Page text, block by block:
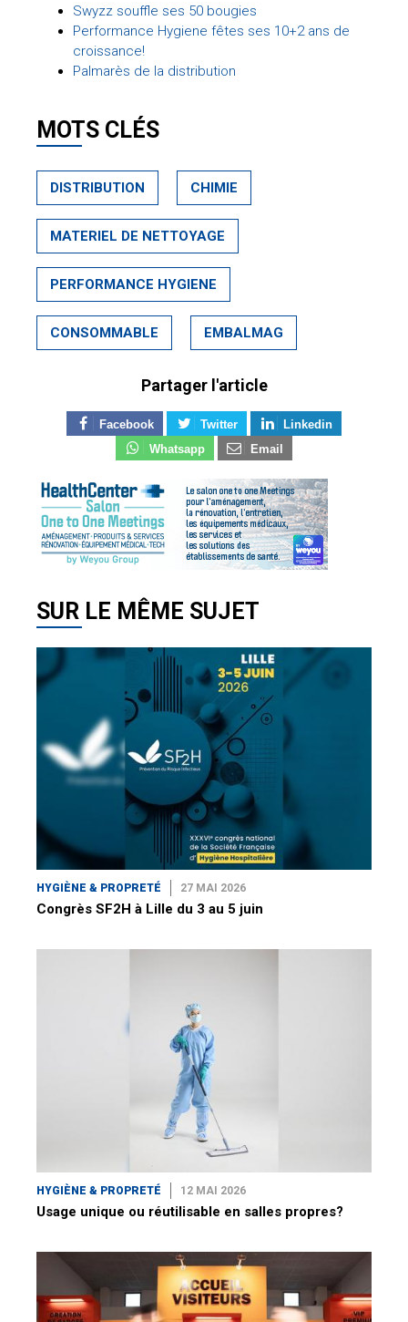
Swyzz souffle ses 50 bougies
Performance Hygiene fêtes ses 10+2 ans de
croissance!
Palmarès de la distribution
MOTS CLÉS
DISTRIBUTION CHIMIE
MATERIEL DE NETTOYAGE
PERFORMANCE HYGIENE
CONSOMMABLE EMBALMAG
Partager l'article
Facebook Twitter
Linkedin
Whatsapp
Email
SUR LE MÊME SUJET
HYGIÈNE & PROPRETÉ 27 MAI 2026
Congrès SF2H à Lille du 3 au 5 juin
HYGIÈNE & PROPRETÉ 12 MAI 2026
Usage unique ou réutilisable en salles propres?